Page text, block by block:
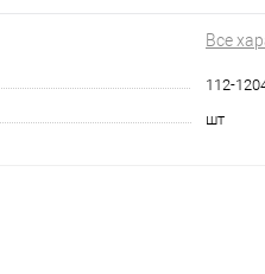
Все
112-
шт